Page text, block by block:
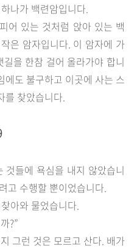
나가 백련암입니다.
어 있는 것처럼 앉아 있는 백
은 암자입니다. 이 암자에 가
을 한참 걸어 올라가야 합니
에도 불구하고 이곳에 사는 스
를 찾았습니다.
것들에 욕심을 내지 않았습니
고 수행할 뿐이었습니다.
아와 물었습니다.
?”
그런 것은 모르고 산다. 배가